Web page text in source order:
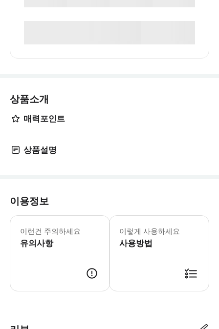
상품소개
매력포인트
상품설명
이용정보
이런건 주의하세요
유의사항
[오사카 e-Pass] · 유효기간: 최종 이
이렇게 사용하세요
사용방법